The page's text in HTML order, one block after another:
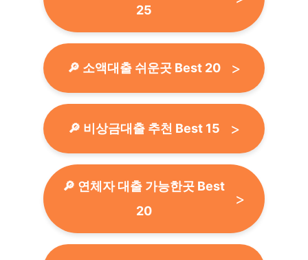
25
🔎 소액대출 쉬운곳 Best 20
🔎 비상금대출 추천 Best 15
🔎 연체자 대출 가능한곳 Best
20